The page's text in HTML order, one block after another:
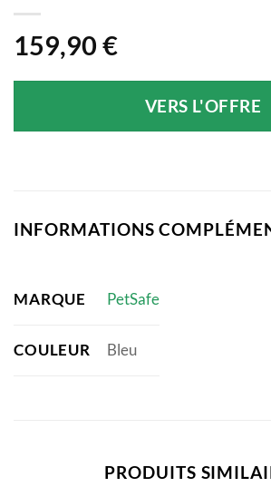
159,90 €
VERS L'OFFRE
INFORMATIONS
MARQUE PetSafe
COULEUR Bleu
PRODUITS